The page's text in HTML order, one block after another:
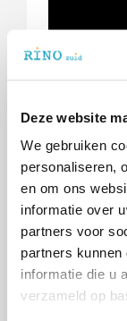
Deze website
We gebruiken
personaliseren,
en om ons
informatie over
partners voor
partners
informatie die u
verzameld op